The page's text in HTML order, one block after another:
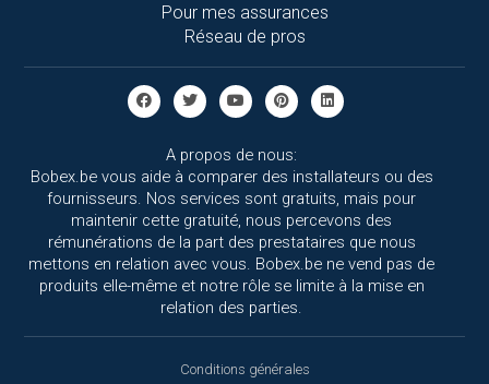
Pour mes assurances
Réseau de pros
A propos de nous:
Bobex.be vous aide à comparer des installateurs ou des
fournisseurs. Nos services sont gratuits, mais pour
maintenir cette gratuité, nous percevons des
rémunérations de la part des prestataires que nous
mettons en relation avec vous. Bobex.be ne vend pas de
produits elle-même et notre rôle se limite à la mise en
relation des parties.
Conditions générales